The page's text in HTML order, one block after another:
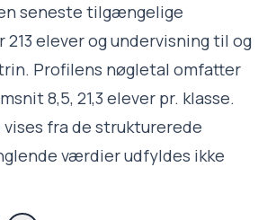
seneste tilgængelige
213 elever og undervisning til og
Profilens nøgletal omfatter
8,5, 21,3 elever pr. klasse.
fra de strukturerede
værdier udfyldes ikke